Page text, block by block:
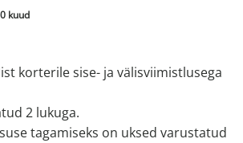
kuud
korterile sise- ja välisviimistlusega
2 lukuga.
tagamiseks on uksed varustatud